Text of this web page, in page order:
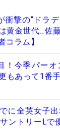
衝撃の“ドラ
黄金世代…佐
コラム】
！今季パー
もあって1番
に全英女子
ントリーLで